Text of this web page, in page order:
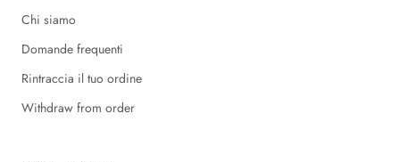
Chi siamo
Domande frequenti
Rintraccia il tuo ordine
Withdraw from order